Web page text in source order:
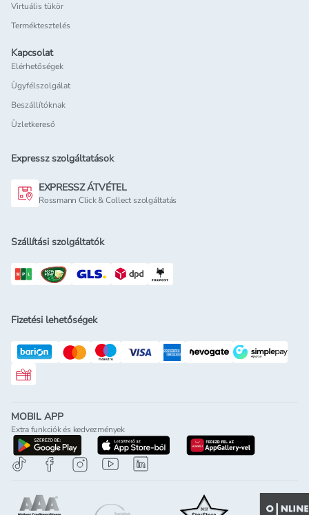
Virtuális tükör
Terméktesztelés
Kapcsolat
Elérhetőségek
Ügyfélszolgálat
Beszállítóknak
Üzletkereső
Expressz szolgáltatások
EXPRESSZ ÁTVÉTEL
Rossmann Click & Collect szolgáltatás
Szállítási szolgáltatók
Fizetési lehetőségek
Rossmann ajándékkártya
MOBIL APP
Extra funkciók és kedvezmények
letöltés a google-play-rölletöltés az app-store-ból
letöltés